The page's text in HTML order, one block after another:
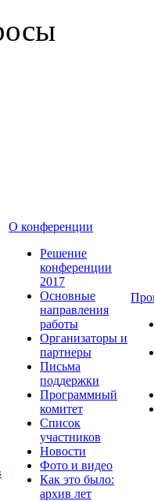
О конференции
Решение
конференции
2017
Основные
направления
работы
Организаторы и
партнеры
Письма
поддержки
Программный
комитет
Список
участников
Новости
Фото и видео
Как это было:
архив лет